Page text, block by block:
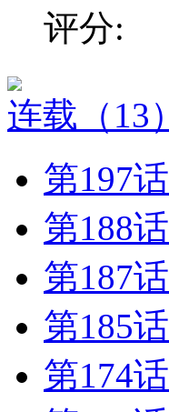
评分:
连载 （13）
第197话
第188话
第187话
第185话
第174话